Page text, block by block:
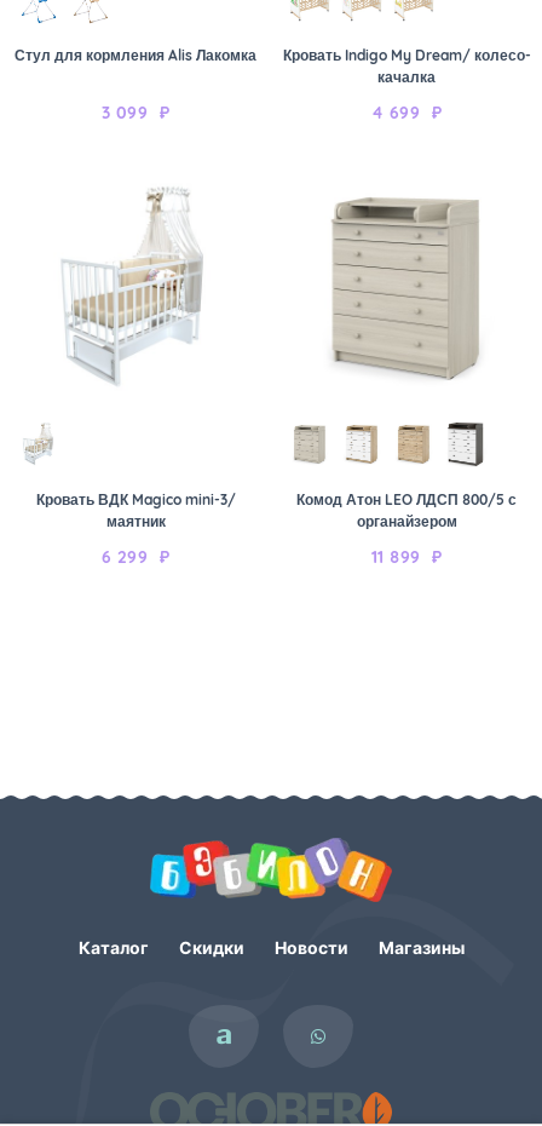
Стул для кормления Alis Лакомка
3 099 ₽
Кровать Indigo My Dream/ колесо-
качалка
4 699 ₽
Кровать ВДК Magico mini-3/
маятник
6 299 ₽
Комод Атон LEO ЛДСП 800/5 с
органайзером
11 899 ₽
Каталог Скидки Новости Магазины